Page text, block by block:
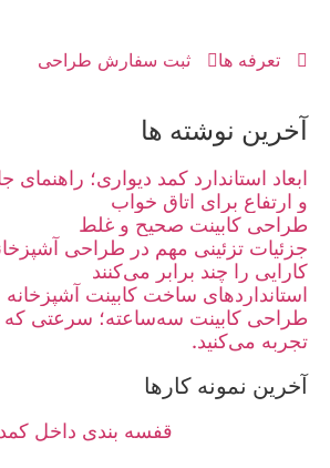
تعرفه ها ثبت سفارش طراحی
آخرین نوشته ها
ابعاد استاندارد کمد دیواری؛
و ارتفاع برای اتاق خواب
طراحی کابینت صحیح و غلط
جزئیات تزئینی مهم در طراحی
کارایی را چند برابر می‌کنند
استانداردهای ساخت کابینت آشپزخانه
طراحی کابینت سه‌ساعته؛ سرعتی
تجربه می‌کنید.
آخرین نمونه کارها
قفسه بندی داخل